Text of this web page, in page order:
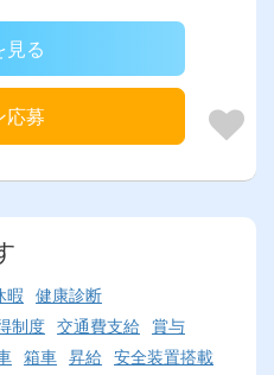
見る
応募
暇 健康診断
制度 交通費支給 賞与
箱車 昇給 安全装置搭載